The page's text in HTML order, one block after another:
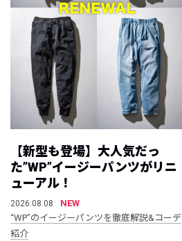
【新型も登場】大人気だっ
た”WP”イージーパンツがリニ
ューアル！
2026.08.08
NEW
“WP”のイージーパンツを徹底解説&コーデ
紹介